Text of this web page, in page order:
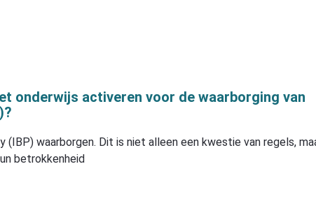
onderwijs activeren voor de waarborging van
waarborgen. Dit is niet alleen een kwestie van regels,
betrokkenheid